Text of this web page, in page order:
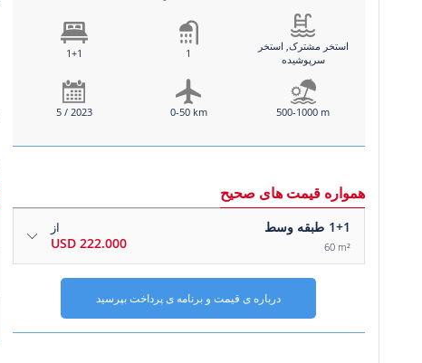
1+1 1
استخر مشترک, استخر
سرپوشیده
5 / 2023 0-50 km 500-1000 m
همواره قیمت های صحیح
1+1 طبقه وسط
60 m²
از
222.000 USD
درباره ی قیمت و برنامه ی پرداخت بپرسید